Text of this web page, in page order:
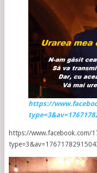
https://
https://www.facebook.com/